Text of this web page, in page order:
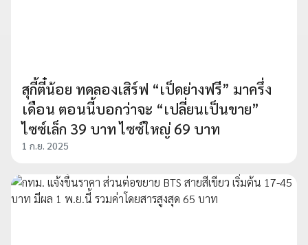
สุกี้ตี๋น้อย ทดลองเสิร์ฟ “เป็ดย่างฟรี” มาครึ่ง
เดือน ตอนนี้บอกว่าจะ “เปลี่ยนเป็นขาย”
ไซซ์เล็ก 39 บาท ไซซ์ใหญ่ 69 บาท
1 ก.ย. 2025